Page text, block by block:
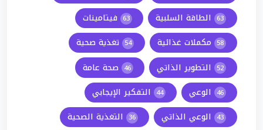
63 الطاقة السلبية 63 فيتامينات
58 مكملات غذائية 54 تغذية صحية
52 التطوير الذاتي 46 صحة عامة
46 الوعي 44 التفكير الإيجابي
43 الوعي الذاتي 36 التغذية الصحية